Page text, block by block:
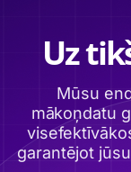
Uz
Mūsu
mākoņdatu
garantējot